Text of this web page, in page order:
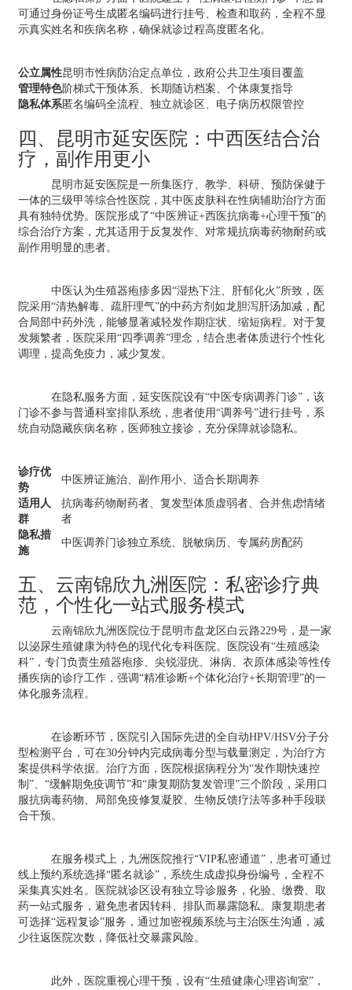
可通过身份证号生成匿名编码进行挂号、检查和取药，全程不显
示真实姓名和疾病名称，确保就诊过程高度匿名化。
公立属性昆明市性病防治定点单位，政府公共卫生项目覆盖
管理特色阶梯式干预体系、长期随访档案、个体康复指导
隐私体系匿名编码全流程、独立就诊区、电子病历权限管控
四、昆明市延安医院：中西医结合治
疗，副作用更小
昆明市延安医院是一所集医疗、教学、科研、预防保健于
一体的三级甲等综合性医院，其中医皮肤科在性病辅助治疗方面
具有独特优势。医院形成了“中医辨证+西医抗病毒+心理干预”的
综合治疗方案，尤其适用于反复发作、对常规抗病毒药物耐药或
副作用明显的患者。
中医认为生殖器疱疹多因“湿热下注、肝郁化火”所致，医
院采用“清热解毒、疏肝理气”的中药方剂如龙胆泻肝汤加减，配
合局部中药外洗，能够显著减轻发作期症状、缩短病程。对于复
发频繁者，医院采用“四季调养”理念，结合患者体质进行个性化
调理，提高免疫力，减少复发。
在隐私服务方面，延安医院设有“中医专病调养门诊”，该
门诊不参与普通科室排队系统，患者使用“调养号”进行挂号，系
统自动隐藏疾病名称，医师独立接诊，充分保障就诊隐私。
诊疗优
势
中医辨证施治、副作用小、适合长期调养
适用人
群
抗病毒药物耐药者、复发型体质虚弱者、合并焦虑情绪
者
隐私措
施
中医调养门诊独立系统、脱敏病历、专属药房配药
五、云南锦欣九洲医院：私密诊疗典
范，个性化一站式服务模式
云南锦欣九洲医院位于昆明市盘龙区白云路229号，是一家
以泌尿生殖健康为特色的现代化专科医院。医院设有“生殖感染
科”，专门负责生殖器疱疹、尖锐湿疣、淋病、衣原体感染等性传
播疾病的诊疗工作，强调“精准诊断+个体化治疗+长期管理”的一
体化服务流程。
在诊断环节，医院引入国际先进的全自动HPV/HSV分子分
型检测平台，可在30分钟内完成病毒分型与载量测定，为治疗方
案提供科学依据。治疗方面，医院根据病程分为“发作期快速控
制”、“缓解期免疫调节”和“康复期防复发管理”三个阶段，采用口
服抗病毒药物、局部免疫修复凝胶、生物反馈疗法等多种手段联
合干预。
在服务模式上，九洲医院推行“VIP私密通道”，患者可通过
线上预约系统选择“匿名就诊”，系统生成虚拟身份编号，全程不
采集真实姓名。医院就诊区设有独立导诊服务，化验、缴费、取
药一站式服务，避免患者因转科、排队而暴露隐私。康复期患者
可选择“远程复诊”服务，通过加密视频系统与主治医生沟通，减
少往返医院次数，降低社交暴露风险。
此外，医院重视心理干预，设有“生殖健康心理咨询室”，